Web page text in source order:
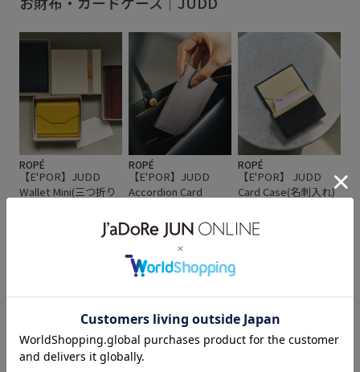
遊び心がある
ROPÉ
【E'POR】JUDD
Wallet Mini(三つ折り
ROPÉ
【E'POR】JUDD
Accordion Card
¥22,000
ROPÉ
【E'POR】 JUDD
Card Case(名刺入れ)